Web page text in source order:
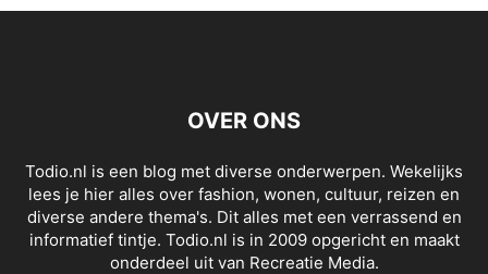
OVER ONS
Todio.nl is een blog met diverse onderwerpen. Wekelijks
lees je hier alles over fashion, wonen, cultuur, reizen en
diverse andere thema's. Dit alles met een verrassend en
informatief tintje. Todio.nl is in 2009 opgericht en maakt
onderdeel uit van Recreatie Media.